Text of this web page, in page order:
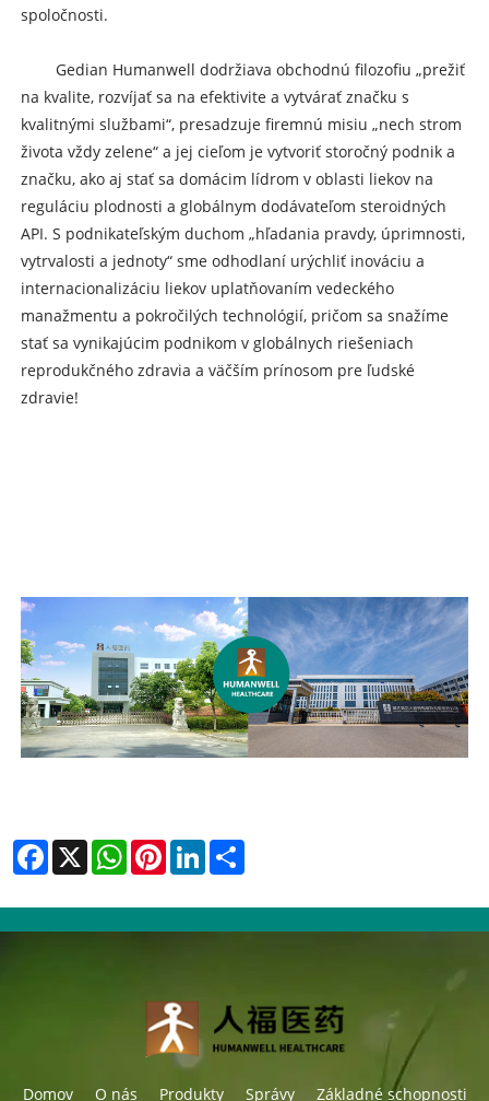
spoločnosti.
Gedian Humanwell dodržiava obchodnú filozofiu „prežiť
na kvalite, rozvíjať sa na efektivite a vytvárať značku s
kvalitnými službami“, presadzuje firemnú misiu „nech strom
života vždy zelene“ a jej cieľom je vytvoriť storočný podnik a
značku, ako aj stať sa domácim lídrom v oblasti liekov na
reguláciu plodnosti a globálnym dodávateľom steroidných
API. S podnikateľským duchom „hľadania pravdy, úprimnosti,
vytrvalosti a jednoty“ sme odhodlaní urýchliť inováciu a
internacionalizáciu liekov uplatňovaním vedeckého
manažmentu a pokročilých technológií, pričom sa snažíme
stať sa vynikajúcim podnikom v globálnych riešeniach
reprodukčného zdravia a väčším prínosom pre ľudské
zdravie!
Facebook
X WhatsAppPinterestLinkedIn
Domov O nás Produkty Správy Základné schopnosti